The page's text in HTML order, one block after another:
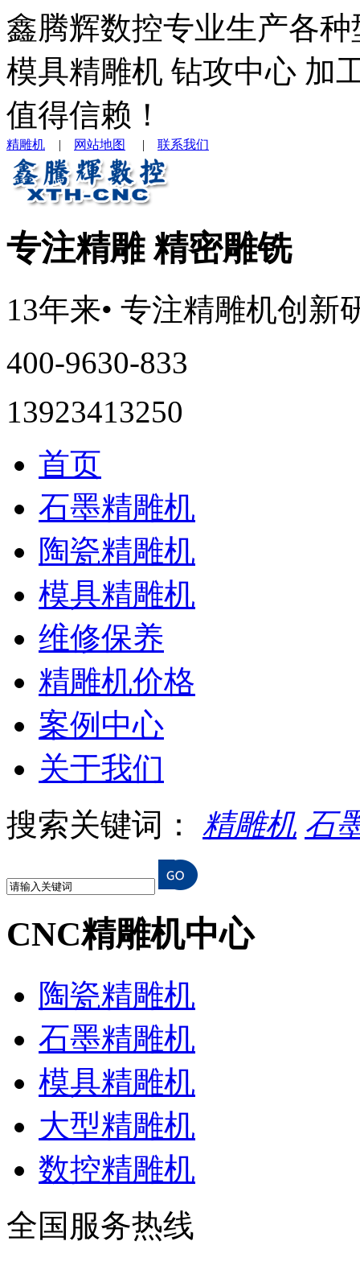
鑫腾辉数控专业生产各
模具精雕机 钻攻中心 加
值得信赖！
精雕机 | 网站地图 | 联系我们
专注精雕 精密雕铣
13年来• 专注精雕机创新
400-9630-833
13923413250
首页
石墨精雕机
陶瓷精雕机
模具精雕机
维修保养
精雕机价格
案例中心
关于我们
搜索关键词： 精雕机 石
CNC精雕机中心
陶瓷精雕机
石墨精雕机
模具精雕机
大型精雕机
数控精雕机
全国服务热线